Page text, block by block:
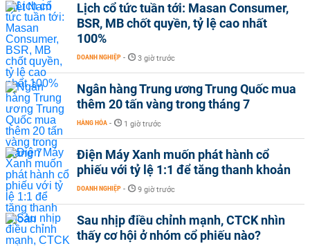
Lịch cổ tức tuần tới: Masan Consumer,
BSR, MB chốt quyền, tỷ lệ cao nhất
100%
DOANH NGHIỆP - 3 giờ trước
Ngân hàng Trung ương Trung Quốc mua
thêm 20 tấn vàng trong tháng 7
HÀNG HÓA - 1 giờ trước
Điện Máy Xanh muốn phát hành cổ
phiếu với tỷ lệ 1:1 để tăng thanh khoản
DOANH NGHIỆP - 9 giờ trước
Sau nhịp điều chỉnh mạnh, CTCK nhìn
thấy cơ hội ở nhóm cổ phiếu nào?